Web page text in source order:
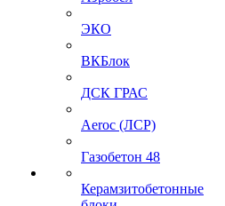
ЭКО
ВКБлок
ДСК ГРАС
Aeroc (ЛСР)
Газобетон 48
Керамзитобетонные